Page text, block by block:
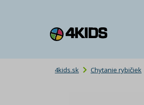
4kids.sk Chytanie rybičiek